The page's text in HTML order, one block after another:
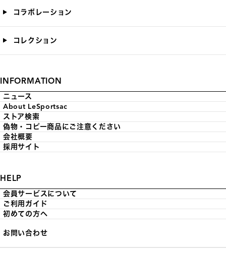
コラボレーション
コレクション
INFORMATION
ニュース
About LeSportsac
ストア検索
偽物・コピー商品にご注意ください
会社概要
採用サイト
HELP
会員サービスについて
ご利用ガイド
初めての方へ
お問い合わせ